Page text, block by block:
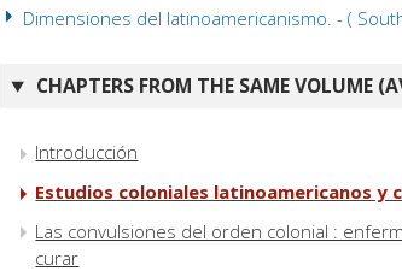
Dimensiones del latinoamericanismo. - (
CHAPTERS FROM THE SAME VOLUME
Introducción
Estudios coloniales latinoamericanos y
Las convulsiones del orden colonial :
curar